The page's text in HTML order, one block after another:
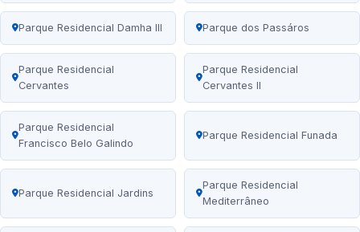
Parque Residencial Damha III Parque dos Passáros
Parque Residencial
Cervantes
Parque Residencial
Cervantes II
Parque Residencial
Francisco Belo Galindo
Parque Residencial Funada
Parque Residencial Jardins
Parque Residencial
Mediterrâneo